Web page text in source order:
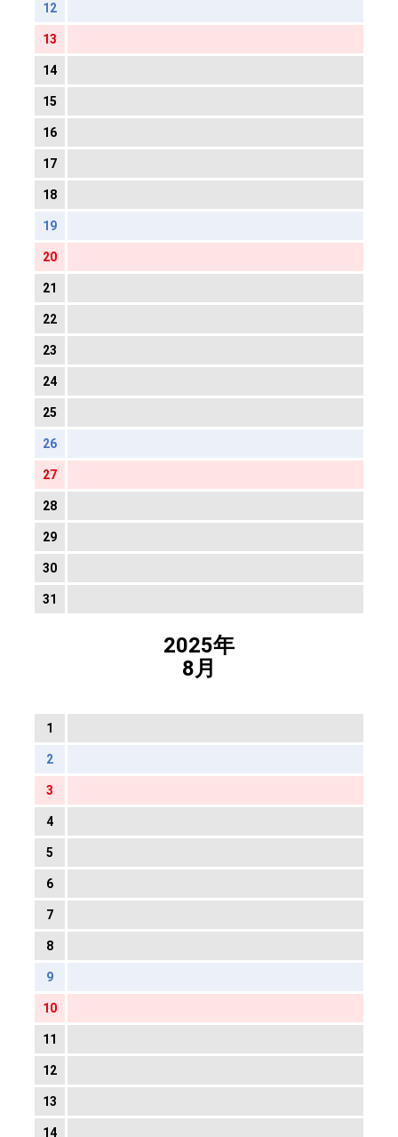
12
13
14
15
16
17
18
19
20
21
22
23
24
25
26
27
28
29
30
31
2025年
8月
1
2
3
4
5
6
7
8
9
10
11
12
13
14